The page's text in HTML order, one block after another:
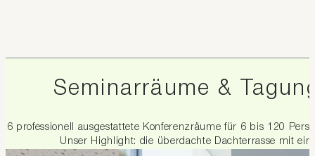
Seminarräume &
6 professionell ausgestattete Konferenzräume für 6 bis 120
Unser Highlight: die überdachte Dachterrasse mit